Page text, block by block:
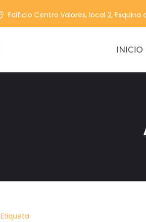
Edificio Centro Valores, local 2, Esquina
INICIO
Etiqueta